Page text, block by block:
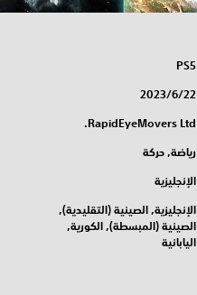
PS5
22‏/6‏/2023
RapidEyeMovers Ltd.
رياضة, حركة
الإنجليزية
الإنجليزية, الصينية (التقليدية),
الصينية (المبسطة), الكورية,
اليابانية